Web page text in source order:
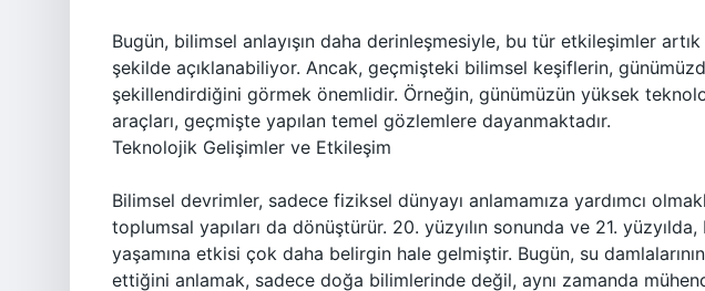
Bugün, bilimsel anlayışın daha derinleşmesiyle, bu tür etkileşimler
şekilde açıklanabiliyor. Ancak, geçmişteki bilimsel keşiflerin,
şekillendirdiğini görmek önemlidir. Örneğin, günümüzün yüksek
araçları, geçmişte yapılan temel gözlemlere dayanmaktadır.
Teknolojik Gelişimler ve Etkileşim
Bilimsel devrimler, sadece fiziksel dünyayı anlamamıza yardımcı
toplumsal yapıları da dönüştürür. 20. yüzyılın sonunda ve 21.
yaşamına etkisi çok daha belirgin hale gelmiştir. Bugün, su
ettiğini anlamak, sadece doğa bilimlerinde değil, aynı zamanda